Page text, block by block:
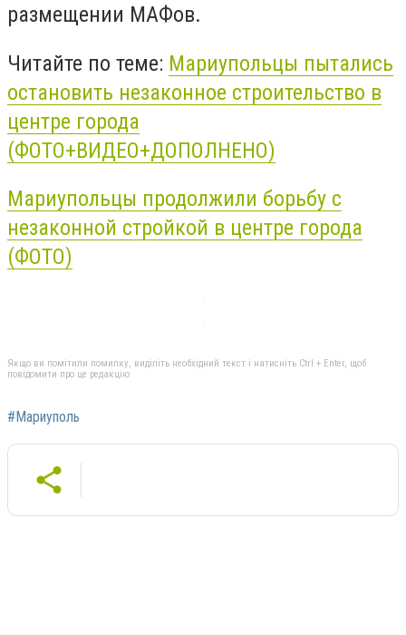
размещении МАФов.
Читайте по теме: Мариупольцы пытались
остановить незаконное строительство в
центре города
(ФОТО+ВИДЕО+ДОПОЛНЕНО)
Мариупольцы продолжили борьбу с
незаконной стройкой в центре города
(ФОТО)
Якщо ви помітили помилку, виділіть необхідний текст і натисніть Ctrl + Enter, щоб
повідомити про це редакцію
#Мариуполь